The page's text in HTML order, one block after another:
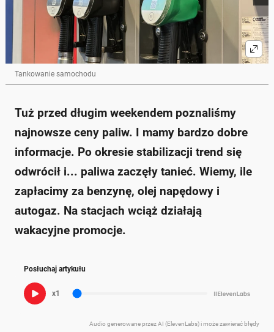
Najtańsze paliwo znajduje się w województwie
pomorskim, a najdroższe w świętokrzyskim.
Stacje przy drogach szybkiego ruchu są najdroższe,
warto zjechać z trasy, aby zaoszczędzić.
Wiele sieci stacji paliw oferuje wakacyjne promocje,
Zapytaj o więcej Onet Czat z AI
Tankowanie samochodu
Tuż przed długim weekendem poznaliśmy
najnowsze ceny paliw. I mamy bardzo dobre
informacje. Po okresie stabilizacji trend się
odwrócił i... paliwa zaczęły tanieć. Wiemy, ile
zapłacimy za benzynę, olej napędowy i
autogaz. Na stacjach wciąż działają
wakacyjne promocje.
Posłuchaj artykułu
x1
Audio generowane przez AI (ElevenLabs) i może zawierać błędy